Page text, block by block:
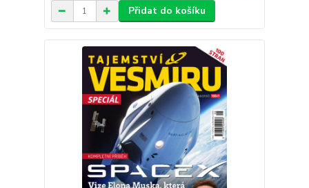
Přidat do košíku